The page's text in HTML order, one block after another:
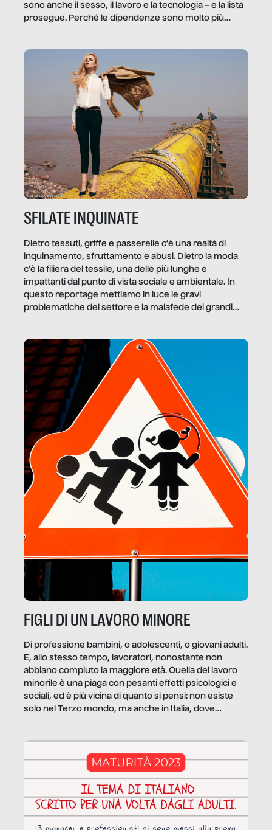
sono anche il sesso, il lavoro e la tecnologia – e la lista
prosegue. Perché le dipendenze sono molto più
trae un guadagno. In questo reportage vediamo
quale e come.
SFILATE INQUINATE
Dietro tessuti, griffe e passerelle c’è una realtà di
inquinamento, sfruttamento e abusi. Dietro la moda
c’è la filiera del tessile, una delle più lunghe e
impattanti dal punto di vista sociale e ambientale. In
questo reportage mettiamo in luce le gravi
problematiche del settore e la malafede dei grandi
FIGLI DI UN LAVORO MINORE
Di professione bambini, o adolescenti, o giovani adulti.
E, allo stesso tempo, lavoratori, nonostante non
abbiano compiuto la maggiore età. Quella del lavoro
minorile è una piaga con pesanti effetti psicologici e
sociali, ed è più vicina di quanto si pensi: non esiste
solo nel Terzo mondo, ma anche in Italia, dove